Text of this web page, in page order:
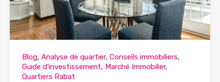
Blog, Analyse de quartier, Conseils immobiliers,
Guide d'investissement, Marché Immobilier,
Quartiers Rabat